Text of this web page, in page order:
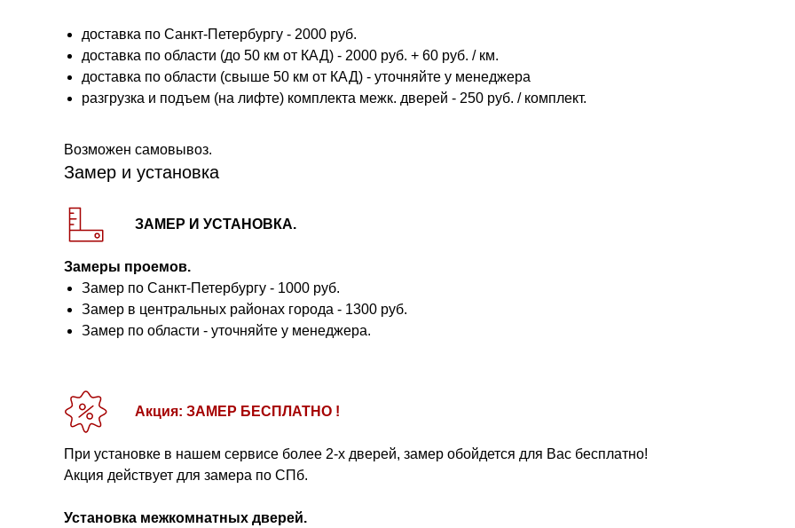
доставка по Санкт-Петербургу - 2000 руб.
доставка по области (до 50 км от КАД) - 2000 руб. + 60 руб. / км.
доставка по области (свыше 50 км от КАД) - уточняйте у менеджера
разгрузка и подъем (на лифте) комплекта межк. дверей - 250 руб. / комплект.
Возможен самовывоз.
Замер и установка
ЗАМЕР И УСТАНОВКА.
Замеры проемов.
Замер по Санкт-Петербургу - 1000 руб.
Замер в центральных районах города - 1300 руб.
Замер по области - уточняйте у менеджера.
Акция: ЗАМЕР БЕСПЛАТНО !
При установке в нашем сервисе более 2-х дверей, замер обойдется для Вас бесплатно!
Акция действует для замера по СПб.
Установка межкомнатных дверей.